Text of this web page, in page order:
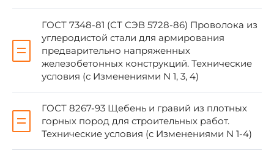
ГОСТ 7348-81 (СТ СЭВ 5728-86) Проволока из
углеродистой стали для армирования
предварительно напряженных
железобетонных конструкций. Технические
условия (с Изменениями N 1, 3, 4)
ГОСТ 8267-93 Щебень и гравий из плотных
горных пород для строительных работ.
Технические условия (с Изменениями N 1-4)